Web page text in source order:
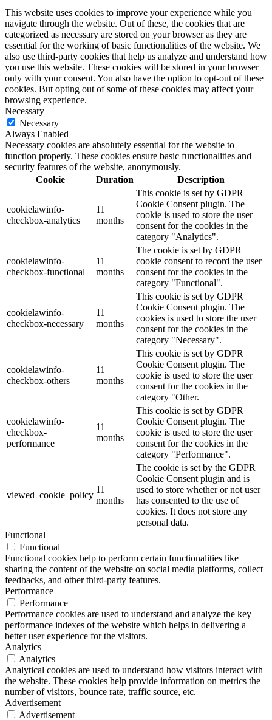
This website uses cookies to improve your experience while you
navigate through the website. Out of these, the cookies that are
categorized as necessary are stored on your browser as they are
essential for the working of basic functionalities of the website. We
also use third-party cookies that help us analyze and understand how
you use this website. These cookies will be stored in your browser
only with your consent. You also have the option to opt-out of these
cookies. But opting out of some of these cookies may affect your
browsing experience.
Necessary
Necessary
Always Enabled
Necessary cookies are absolutely essential for the website to
function properly. These cookies ensure basic functionalities and
security features of the website, anonymously.
Cookie
Duration Description
cookielawinfo-
checkbox-analytics
11
months
This cookie is set by GDPR
Cookie Consent plugin. The
cookie is used to store the user
consent for the cookies in the
category "Analytics".
cookielawinfo-
checkbox-functional
11
months
The cookie is set by GDPR
cookie consent to record the user
consent for the cookies in the
category "Functional".
cookielawinfo-
checkbox-necessary
11
months
This cookie is set by GDPR
Cookie Consent plugin. The
cookies is used to store the user
consent for the cookies in the
category "Necessary".
cookielawinfo-
checkbox-others
11
months
This cookie is set by GDPR
Cookie Consent plugin. The
cookie is used to store the user
consent for the cookies in the
category "Other.
cookielawinfo-
checkbox-
performance
11
months
This cookie is set by GDPR
Cookie Consent plugin. The
cookie is used to store the user
consent for the cookies in the
category "Performance".
viewed_cookie_policy
11
months
The cookie is set by the GDPR
Cookie Consent plugin and is
used to store whether or not user
has consented to the use of
cookies. It does not store any
personal data.
Functional
Functional
Functional cookies help to perform certain functionalities like
sharing the content of the website on social media platforms, collect
feedbacks, and other third-party features.
Performance
Performance
Performance cookies are used to understand and analyze the key
performance indexes of the website which helps in delivering a
better user experience for the visitors.
Analytics
Analytics
Analytical cookies are used to understand how visitors interact with
the website. These cookies help provide information on metrics the
number of visitors, bounce rate, traffic source, etc.
Advertisement
Advertisement